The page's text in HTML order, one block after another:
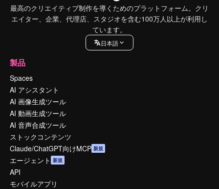
最高のクリエイティブ制作を導くためのプラットフォーム。クリ
エイター、企業、代理店、スタジオを含む100万人以上が利用し
ています。
日本語
製品
Spaces
AI アシスタント
AI 画像生成ツール
AI 動画生成ツール
AI 音声合成ツール
ストックコンテンツ
Claude/ChatGPT向けMCP 新規
エージェント 新規
API
モバイルアプリ